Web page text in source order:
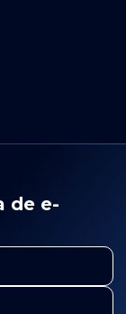
de e-